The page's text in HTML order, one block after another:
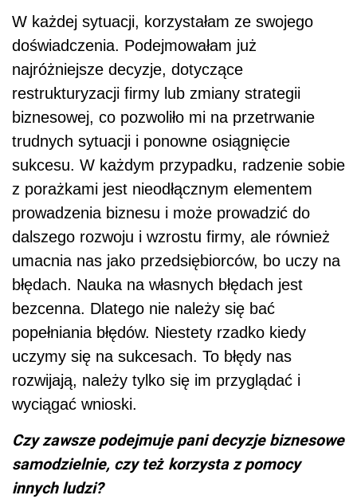
W każdej sytuacji, korzystałam ze swojego
doświadczenia. Podejmowałam już
najróżniejsze decyzje, dotyczące
restrukturyzacji firmy lub zmiany strategii
biznesowej, co pozwoliło mi na przetrwanie
trudnych sytuacji i ponowne osiągnięcie
sukcesu. W każdym przypadku, radzenie sobie
z porażkami jest nieodłącznym elementem
prowadzenia biznesu i może prowadzić do
dalszego rozwoju i wzrostu firmy, ale również
umacnia nas jako przedsiębiorców, bo uczy na
błędach. Nauka na własnych błędach jest
bezcenna. Dlatego nie należy się bać
popełniania błędów. Niestety rzadko kiedy
uczymy się na sukcesach. To błędy nas
rozwijają, należy tylko się im przyglądać i
wyciągać wnioski.
Czy zawsze podejmuje pani decyzje biznesowe
samodzielnie, czy też korzysta z pomocy
innych ludzi?